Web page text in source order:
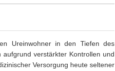
Ureinwohner in den Tiefen des
aufgrund verstärkter Kontrollen und
Versorgung heute seltener